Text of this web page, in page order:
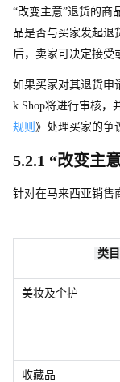
“改变主意”退货的商
品是否与买家发起退
后，卖家可决定接受
如果买家对其退货申
k Shop将进行审核，
规则 》处理买家的争
5.2.1 “改变主
针对在马来西亚销售
类目
美妆及个护
收藏品